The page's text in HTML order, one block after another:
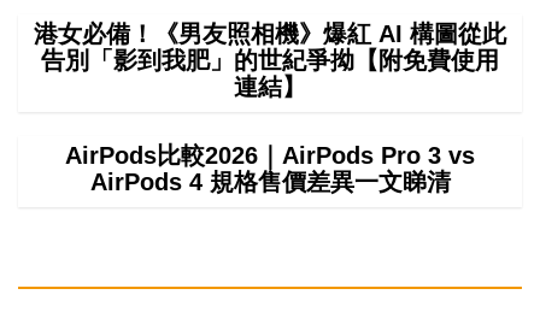
港女必備！《男友照相機》爆紅 AI 構圖從此
告別「影到我肥」的世紀爭拗【附免費使用
連結】
AirPods比較2026｜AirPods Pro 3 vs
AirPods 4 規格售價差異一文睇清